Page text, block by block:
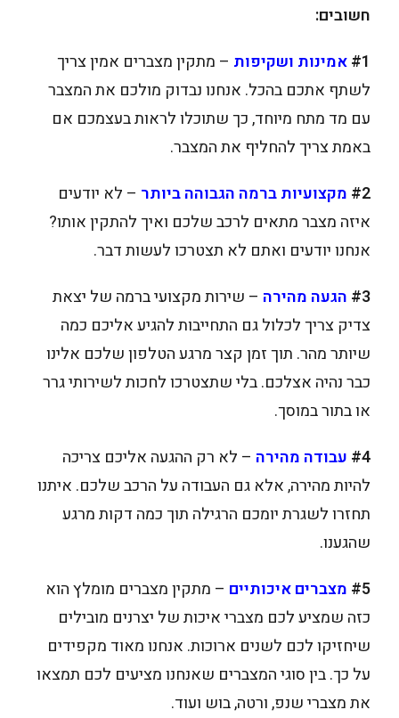
חשובים:
#1 אמינות ושקיפות – מתקין מצברים אמין צריך
לשתף אתכם בהכל. אנחנו נבדוק מולכם את המצבר
עם מד מתח מיוחד, כך שתוכלו לראות בעצמכם אם
באמת צריך להחליף את המצבר.
#2 מקצועיות ברמה הגבוהה ביותר – לא יודעים
איזה מצבר מתאים לרכב שלכם ואיך להתקין אותו?
אנחנו יודעים ואתם לא תצטרכו לעשות דבר.
#3 הגעה מהירה – שירות מקצועי ברמה של יצאת
צדיק צריך לכלול גם התחייבות להגיע אליכם כמה
שיותר מהר. תוך זמן קצר מרגע הטלפון שלכם אלינו
כבר נהיה אצלכם. בלי שתצטרכו לחכות לשירותי גרר
או בתור במוסך.
#4 עבודה מהירה – לא רק ההגעה אליכם צריכה
להיות מהירה, אלא גם העבודה על הרכב שלכם. איתנו
תחזרו לשגרת יומכם הרגילה תוך כמה דקות מרגע
שהגענו.
#5 מצברים איכותיים – מתקין מצברים מומלץ הוא
כזה שמציע לכם מצברי איכות של יצרנים מובילים
שיחזיקו לכם לשנים ארוכות. אנחנו מאוד מקפידים
על כך. בין סוגי המצברים שאנחנו מציעים לכם תמצאו
את מצברי שנפ, ורטה, בוש ועוד.